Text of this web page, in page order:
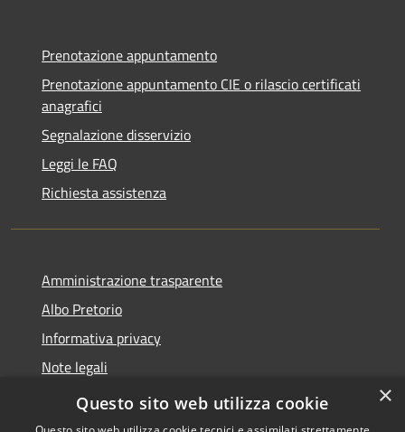
Prenotazione appuntamento
Prenotazione appuntamento CIE o rilascio certificati
anagrafici
Segnalazione disservizio
Leggi le FAQ
Richiesta assistenza
Amministrazione trasparente
Albo Pretorio
Informativa privacy
Note legali
Dichiarazione di accessibilità
×
Questo sito web utilizza cookie